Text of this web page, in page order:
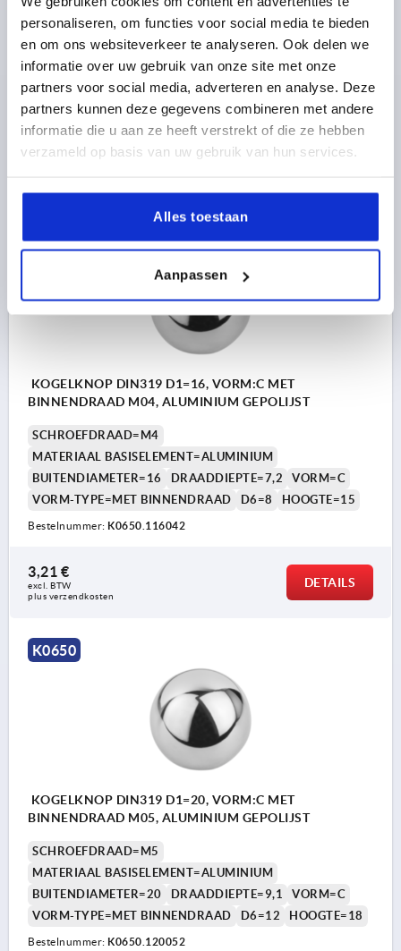
personaliseren, om functies voor social media te bieden
en om ons websiteverkeer te analyseren. Ook delen we
informatie over uw gebruik van onze site met onze
partners voor social media, adverteren en analyse. Deze
partners kunnen deze gegevens combineren met andere
informatie die u aan ze heeft verstrekt of die ze hebben
verzameld op basis van uw gebruik van hun services.
Alles toestaan
Aanpassen
SCHROEFDRAAD=M12
MATERIAAL BASISELEMENT=RVS
BUITENDIAMETER=50
DRAADDIEPTE=21
VORM=C
VORM-TYPE=MET BINNENDRAAD
STALEN SLEUTEL=1.4301
D6=28 HOOGTE=46
Bestelnummer:K0650.150124
30,21 €
KOGELKNOP DIN319 D1=16, VORM:C MET
BINNENDRAAD M04, ALUMINIUM GEPOLIJST
SCHROEFDRAAD=M4
MATERIAAL BASISELEMENT=ALUMINIUM
BUITENDIAMETER=16
DRAADDIEPTE=7,2
VORM=C
VORM-TYPE=MET BINNENDRAAD
D6=8 HOOGTE=15
Bestelnummer: K0650.116042
3,21 €
excl. BTW
plus verzendkosten
DETAILS
K0650
KOGELKNOP DIN319 D1=20, VORM:C MET
BINNENDRAAD M05, ALUMINIUM GEPOLIJST
SCHROEFDRAAD=M5
MATERIAAL BASISELEMENT=ALUMINIUM
BUITENDIAMETER=20
DRAADDIEPTE=9,1
VORM=C
VORM-TYPE=MET BINNENDRAAD
D6=12 HOOGTE=18
Bestelnummer: K0650.120052